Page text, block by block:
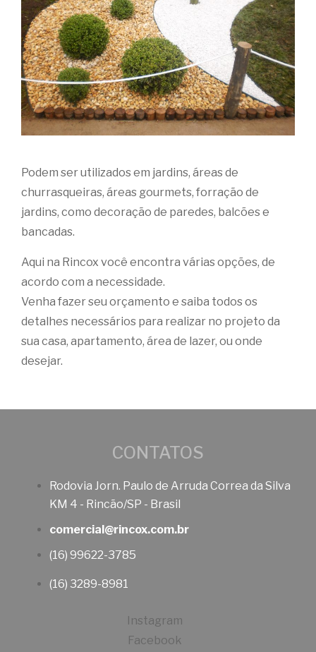
Podem ser utilizados em jardins, áreas de
churrasqueiras, áreas gourmets, forração de
jardins, como decoração de paredes, balcões e
bancadas.
Aqui na Rincox você encontra várias opções, de
acordo com a necessidade.
Venha fazer seu orçamento e saiba todos os
detalhes necessários para realizar no projeto da
sua casa, apartamento, área de lazer, ou onde
desejar.
CONTATOS
Rodovia Jorn. Paulo de Arruda Correa da Silva
KM 4 - Rincão/SP - Brasil
comercial@rincox.com.br
(16) 99622-3785
(16) 3289-8981
Instagram
Facebook